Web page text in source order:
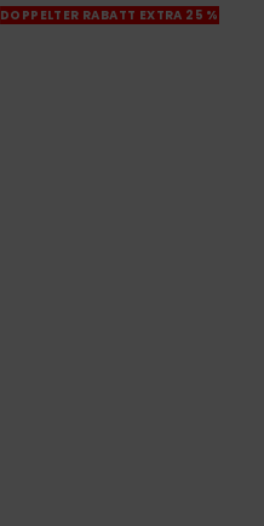
DOPPELTER RABATT EXTRA 25 %